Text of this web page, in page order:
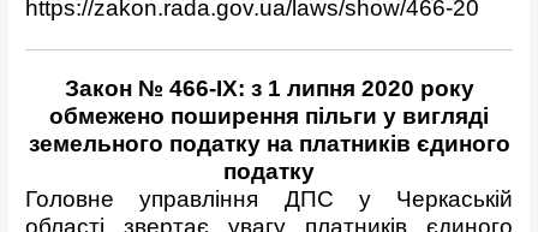
https://zakon.rada.gov.ua/laws/show/466-20
Закон № 466-IX: з 1 липня 2020 року
обмежено поширення пільги у вигляді
земельного податку на платників єдиного
податку
Головне управління ДПС у Черкаській
області звертає увагу платників єдиного